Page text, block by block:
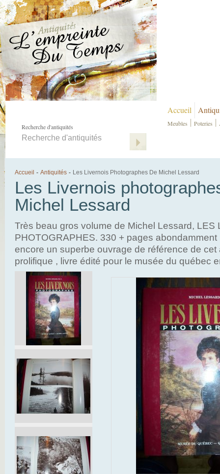
Recherche d'antiquités
Accueil
Meubles Poteries
Accueil - Antiquités - Les Livernois Photographes De Michel Lessard
Les Livernois
Michel Lessard
Très beau gros volume de Michel Lessard, LES
PHOTOGRAPHES. 330 + pages abondamment
encore un superbe ouvrage de référence de cet
prolifique , livre édité pour le musée du québec